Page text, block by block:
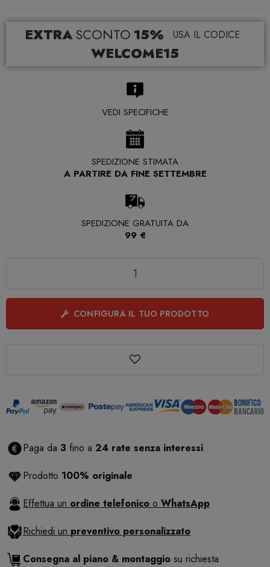
EXTRA SCONTO 15% USA IL CODICE
WELCOME15
VEDI SPECIFICHE
SPEDIZIONE STIMATA
A PARTIRE DA FINE SETTEMBRE
SPEDIZIONE GRATUITA DA
99 €
CONFIGURA IL TUO PRODOTTO
Paga da 3 fino a 24 rate senza interessi
Prodotto 100% originale
Effettua un ordine telefonico o WhatsApp
Richiedi un preventivo personalizzato
Consegna al piano & montaggio su richiesta